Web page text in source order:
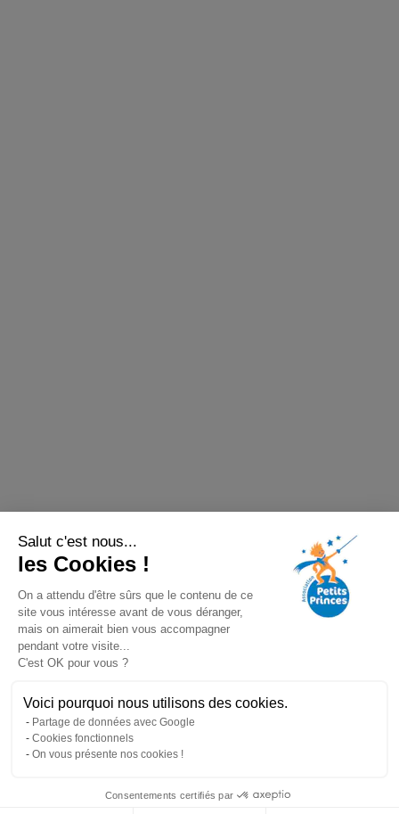
Salut c'est nous...
les Cookies !
On a attendu d'être sûrs que le contenu de ce
site vous intéresse avant de vous déranger,
mais on aimerait bien vous accompagner
pendant votre visite...
C'est OK pour vous ?
Voici pourquoi nous utilisons des cookies.
Partage de données avec Google
Cookies fonctionnels
On vous présente nos cookies !
Consentements certifiés par